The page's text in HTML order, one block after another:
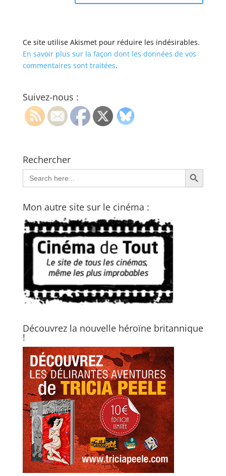
Ce site utilise Akismet pour réduire les indésirables.
En savoir plus sur la façon dont les données de vos
commentaires sont traitées.
Suivez-nous :
Rechercher
Search
for:
Search Button
Mon autre site sur le cinéma :
Découvrez la nouvelle héroïne britannique
!